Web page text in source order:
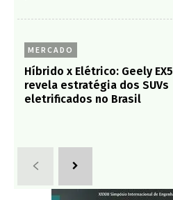
MERCADO
Híbrido x Elétrico: Geely EX5
revela estratégia dos SUVs
eletrificados no Brasil